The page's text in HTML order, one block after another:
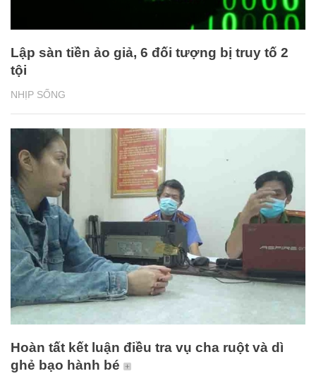
NHỊP SỐNG
Lập sàn tiền ảo giả, 6 đối tượng bị truy tố 2
tội
Hoàn tất kết luận điều tra vụ cha ruột và dì
ghẻ bạo hành bé